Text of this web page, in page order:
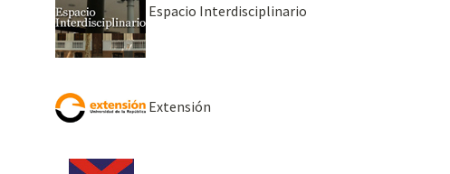
Espacio Interdisciplinario
Extensión